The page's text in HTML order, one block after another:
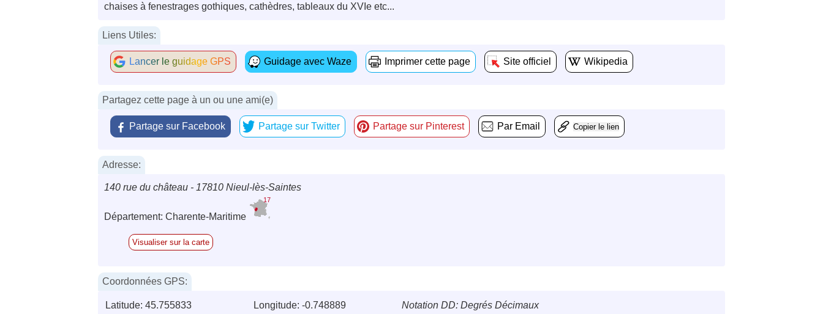
chaises à fenestrages gothiques, cathèdres, tableaux du XVIe etc...
Liens Utiles:
Lancer le guidage GPS Guidage avec Waze Imprimer cette page Site officiel Wikipedia
Partagez cette page à un ou une ami(e)
Partage sur Facebook Partage sur Twitter Partage sur Pinterest Par Email Copier le lien
Adresse:
140 rue du château - 17810 Nieul-lès-Saintes
Département: Charente-Maritime
17
Visualiser sur la carte
Coordonnées GPS:
Latitude: 45.755833 Longitude: -0.748889
Notation DD: Degrés Décimaux